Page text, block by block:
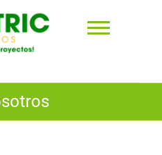
⚡︎